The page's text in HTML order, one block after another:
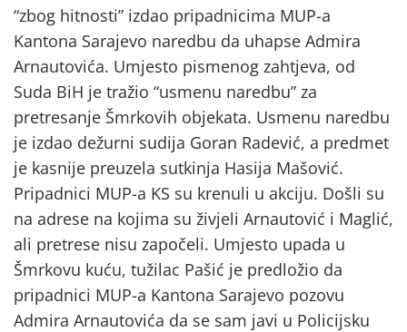
“zbog hitnosti” izdao pripadnicima MUP-a
Kantona Sarajevo naredbu da uhapse Admira
Arnautovića. Umjesto pismenog zahtjeva, od
Suda BiH je tražio “usmenu naredbu” za
pretresanje Šmrkovih objekata. Usmenu naredbu
je izdao dežurni sudija Goran Radević, a predmet
je kasnije preuzela sutkinja Hasija Mašović.
Pripadnici MUP-a KS su krenuli u akciju. Došli su
na adrese na kojima su živjeli Arnautović i Maglić,
ali pretrese nisu započeli. Umjesto upada u
Šmrkovu kuću, tužilac Pašić je predložio da
pripadnici MUP-a Kantona Sarajevo pozovu
Admira Arnautovića da se sam javi u Policijsku